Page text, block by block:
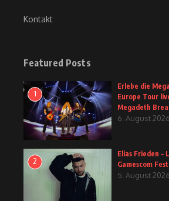
Kontakt
Featured Posts
1
Erlebe die
Europe Tour
Megadeth
6. August 2026
2
Elias Frieden
Gamescom
5. August 2026